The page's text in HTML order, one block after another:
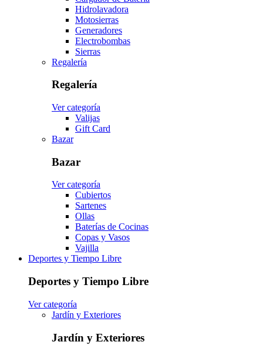
Hidrolavadora
Motosierras
Generadores
Electrobombas
Sierras
Regalería
Regalería
Ver categoría
Valijas
Gift Card
Bazar
Bazar
Ver categoría
Cubiertos
Sartenes
Ollas
Baterías de Cocinas
Copas y Vasos
Vajilla
Deportes y Tiempo Libre
Deportes y Tiempo Libre
Ver categoría
Jardín y Exteriores
Jardín y Exteriores